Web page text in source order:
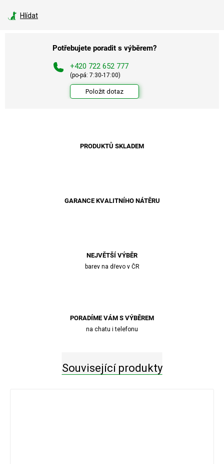
Hlídat
Potřebujete poradit s výběrem?
+420 722 652 777
(po-pá: 7:30-17:00)
Položit dotaz
PRODUKTŮ SKLADEM
GARANCE KVALITNÍHO NÁTĚRU
NEJVĚTŠÍ VÝBĚR
barev na dřevo v ČR
PORADÍME VÁM S VÝBĚREM
na chatu i telefonu
Související produkty